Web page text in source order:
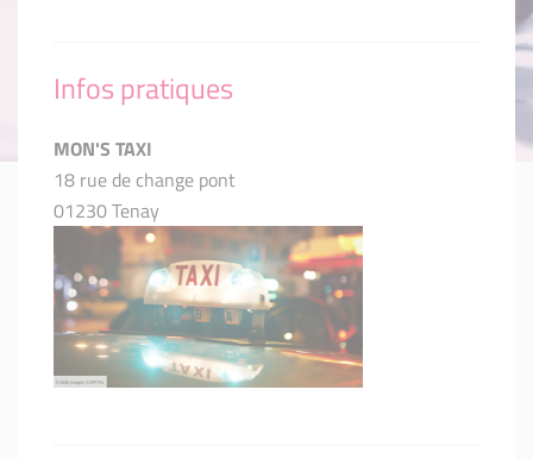
Infos pratiques
MON'S TAXI
18 rue de change pont
01230 Tenay